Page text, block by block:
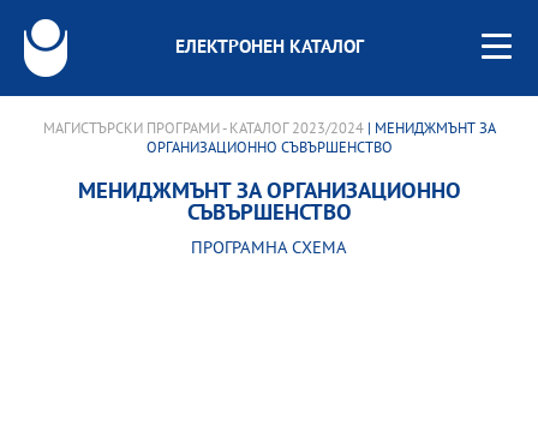
ЕЛЕКТРОНЕН КАТАЛОГ
МАГИСТЪРСКИ ПРОГРАМИ - КАТАЛОГ 2023/2024| МЕНИДЖМЪНТ ЗА
ОРГАНИЗАЦИОННО СЪВЪРШЕНСТВО
МЕНИДЖМЪНТ ЗА ОРГАНИЗАЦИОННО
СЪВЪРШЕНСТВО
ПРОГРАМНА СХЕМА